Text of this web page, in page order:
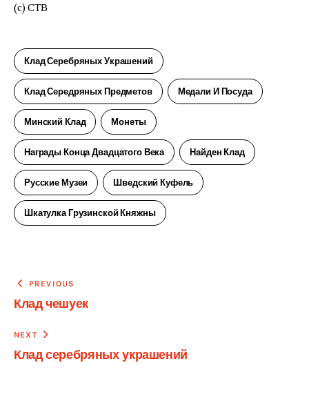
(с) СТВ
Клад Серебряных Украшений
Клад Середряных Предметов Медали И Посуда
Минский Клад Монеты
Награды Конца Двадцатого Века Найден Клад
Русские Музеи Шведский Куфель
Шкатулка Грузинской Княжны
Навигация
по
записям
PREVIOUS
Клад чешуек
NEXT
Клад серебряных украшений